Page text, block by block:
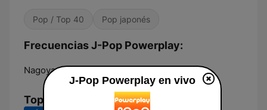
Pop / Top 40 Pop japonés
Frecuencias J-Pop Powerplay:
Nagoya-shi: Online
Top Canciones
J-Pop Powerplay en vivo